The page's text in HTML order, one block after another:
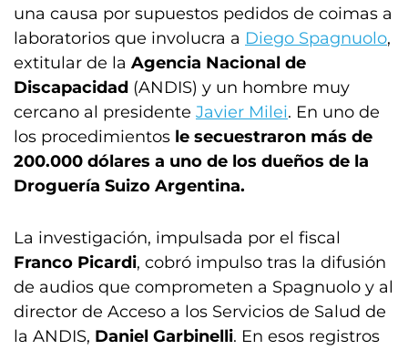
una causa por supuestos pedidos de coimas a
laboratorios que involucra a Diego Spagnuolo,
extitular de la Agencia Nacional de
Discapacidad (ANDIS) y un hombre muy
cercano al presidente Javier Milei. En uno de
los procedimientos le secuestraron más de
200.000 dólares a uno de los dueños de la
Droguería Suizo Argentina.
La investigación, impulsada por el fiscal
Franco Picardi, cobró impulso tras la difusión
de audios que comprometen a Spagnuolo y al
director de Acceso a los Servicios de Salud de
la ANDIS, Daniel Garbinelli. En esos registros